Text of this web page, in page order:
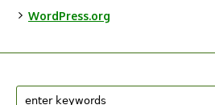
WordPress.org